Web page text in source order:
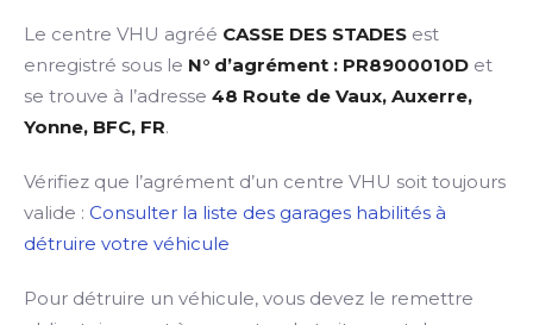
Le centre VHU agréé CASSE DES STADES est
enregistré sous le N° d’agrément : PR8900010D et
se trouve à l’adresse 48 Route de Vaux, Auxerre,
Yonne, BFC, FR.
Vérifiez que l’agrément d’un centre VHU soit toujours
valide : Consulter la liste des garages habilités à
détruire votre véhicule
Pour détruire un véhicule, vous devez le remettre